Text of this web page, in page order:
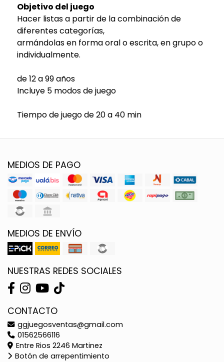
Objetivo del juego
Hacer listas a partir de la combinación de
diferentes categorías,
armándolas en forma oral o escrita, en grupo o
individualmente.
de 12 a 99 años
Incluye 5 modos de juego
Tiempo de juego de 20 a 40 min
MEDIOS DE PAGO
MEDIOS DE ENVÍO
NUESTRAS REDES SOCIALES
CONTACTO
ggjuegosventas@gmail.com
01562566116
Entre Rios 2246 Martinez
Botón de arrepentimiento